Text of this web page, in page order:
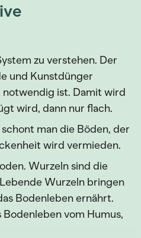
zu verstehen. Der
und Kunstdünger
notwendig ist. Damit wird
wird, dann nur flach.
man die Böden, der
wird vermieden.
Wurzeln sind die
Wurzeln bringen
Bodenleben ernährt.
vom Humus,